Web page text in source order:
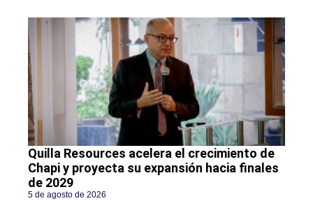
Quilla Resources acelera el crecimiento de
Chapi y proyecta su expansión hacia finales
de 2029
5 de agosto de 2026